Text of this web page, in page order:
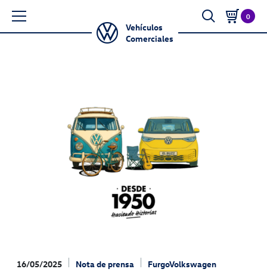
0
Vehículos
Comerciales
16/05/2025 Nota de prensa FurgoVolkswagen